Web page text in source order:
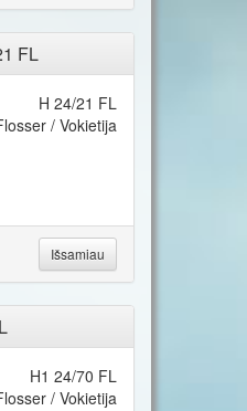
FL
H 24/21 FL
/ Vokietija
Išsamiau
H1 24/70 FL
/ Vokietija